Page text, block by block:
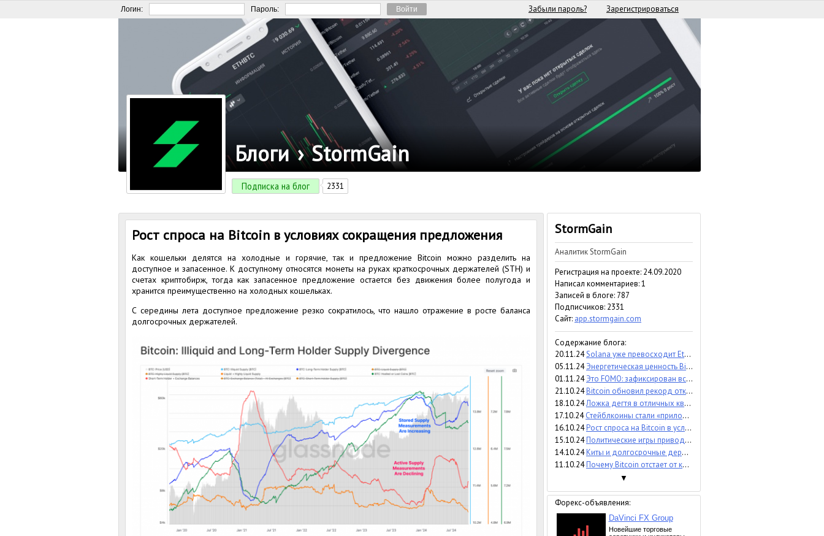
Логин: Пароль: Забыли пароль? Зарегистрироваться
Блоги › StormGain
Подписка на блог 2331
Рост спроса на Bitcoin в условиях сокращения предложения
Как кошельки делятся на холодные и горячие, так и предложение Bitcoin можно разделить на
доступное и запасенное. К доступному относятся монеты на руках краткосрочных держателей (STH) и
счетах криптобирж, тогда как запасенное предложение остается без движения более полугода и
хранится преимущественно на холодных кошельках.
С середины лета доступное предложение резко сократилось, что нашло отражение в росте баланса
долгосрочных держателей.
StormGain
Аналитик StormGain
Регистрация на проекте: 24.09.2020
Написал комментариев: 1
Записей в блоге: 787
Подписчиков: 2331
Сайт: app.stormgain.com
Содержание блога:
20.11.24Solana уже превосходит Ethereum
05.11.24 Энергетическая ценность Bitcoin превысила $100 тыс.
01.11.24 Это FOMO: зафиксирован всплеск притока в Bitcoin-ETF
21.10.24Bitcoin обновил рекорд открытого интереса
18.10.24Ложка дегтя в отличных квартальных показателях Tron
17.10.24 Стейблкоины стали «приложением-убийцей», обогнав VISA в два раза
16.10.24Рост спроса на Bitcoin в условиях сокращения предложения
15.10.24Политические игры приводят к росту Bitcoin
14.10.24Киты и долгосрочные держатели накапливают Bitcoin
11.10.24Почему Bitcoin отстает от капитализации стейблкоинов
▼
Форекс-объявления: